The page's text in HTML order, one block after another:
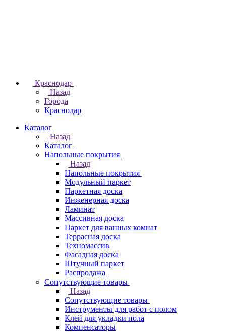
Краснодар
Назад
Города
Краснодар
Каталог
Назад
Каталог
Напольные покрытия
Назад
Напольные покрытия
Модульный паркет
Паркетная доска
Инженерная доска
Ламинат
Массивная доска
Паркет для ванных комнат
Террасная доска
Техномассив
Фасадная доска
Штучный паркет
Распродажа
Сопутствующие товары
Назад
Сопутствующие товары
Инструменты для работ с полом
Клей для укладки пола
Компенсаторы